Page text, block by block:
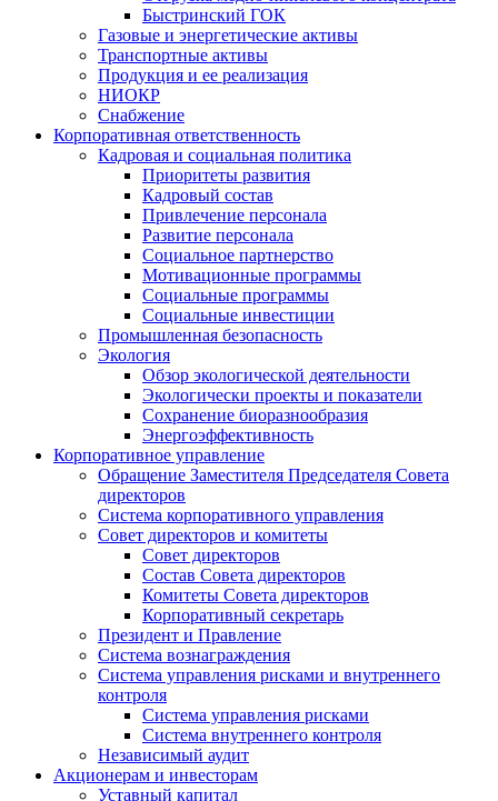
Быстринский ГОК
Газовые и энергетические активы
Транспортные активы
Продукция и ее реализация
НИОКР
Снабжение
Корпоративная ответственность
Кадровая и социальная политика
Приоритеты развития
Кадровый состав
Привлечение персонала
Развитие персонала
Социальное партнерство
Мотивационные программы
Социальные программы
Социальные инвестиции
Промышленная безопасность
Экология
Обзор экологической деятельности
Экологически проекты и показатели
Сохранение биоразнообразия
Энергоэффективность
Корпоративное управление
Обращение Заместителя Председателя Совета
директоров
Система корпоративного управления
Совет директоров и комитеты
Совет директоров
Состав Совета директоров
Комитеты Совета директоров
Корпоративный секретарь
Президент и Правление
Система вознаграждения
Система управления рисками и внутреннего
контроля
Система управления рисками
Система внутреннего контроля
Независимый аудит
Акционерам и инвесторам
Уставный капитал